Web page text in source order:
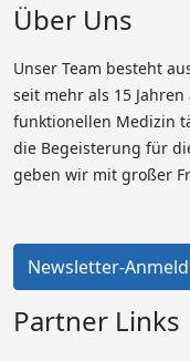
Über Uns
Unser Team besteht
seit mehr als 15
funktionellen Medizin
die Begeisterung für
geben wir mit großer
Newsletter-
Partner Links